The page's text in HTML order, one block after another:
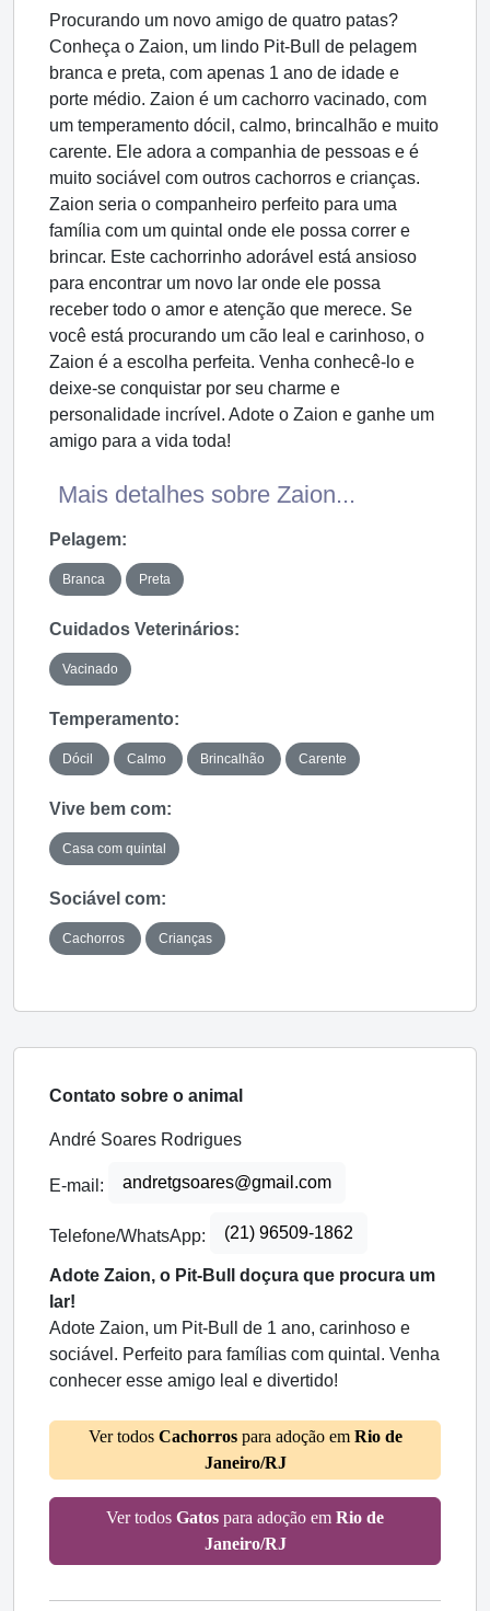
Procurando um novo amigo de quatro patas?
Conheça o Zaion, um lindo Pit-Bull de pelagem
branca e preta, com apenas 1 ano de idade e
porte médio. Zaion é um cachorro vacinado, com
um temperamento dócil, calmo, brincalhão e muito
carente. Ele adora a companhia de pessoas e é
muito sociável com outros cachorros e crianças.
Zaion seria o companheiro perfeito para uma
família com um quintal onde ele possa correr e
brincar. Este cachorrinho adorável está ansioso
para encontrar um novo lar onde ele possa
receber todo o amor e atenção que merece. Se
você está procurando um cão leal e carinhoso, o
Zaion é a escolha perfeita. Venha conhecê-lo e
deixe-se conquistar por seu charme e
personalidade incrível. Adote o Zaion e ganhe um
amigo para a vida toda!
Mais detalhes sobre Zaion...
Pelagem:
Branca Preta
Cuidados Veterinários:
Vacinado
Temperamento:
Dócil Calmo Brincalhão Carente
Vive bem com:
Casa com quintal
Sociável com:
Cachorros Crianças
Contato sobre o animal
André Soares Rodrigues
E-mail: andretgsoares@gmail.com
Telefone/WhatsApp: (21) 96509-1862
Adote Zaion, o Pit-Bull doçura que procura um
lar!
Adote Zaion, um Pit-Bull de 1 ano, carinhoso e
sociável. Perfeito para famílias com quintal. Venha
conhecer esse amigo leal e divertido!
Ver todos Cachorrospara adoção em Rio de
Janeiro/RJ
Ver todos Gatos para adoção em Rio de
Janeiro/RJ